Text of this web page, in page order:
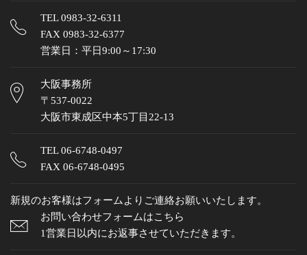
TEL0983-32-6311
FAX 0983-32-6377
営業日：平日9:00～17:30
大阪事務所
〒537-0022
大阪市東成区中本5丁目22-13
TEL06-6748-0497
FAX 06-6748-0495
新規のお客様はフォームよりご連絡お願いいたします。
お問い合わせフォームはこちら
1営業日以内にお返事させていただきます。